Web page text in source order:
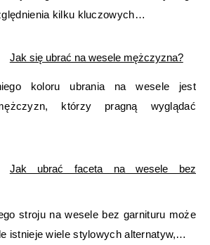
kilku kluczowych…
Jak się ubrać na wesele mężczyzna?
koloru ubrania na wesele jest
którzy pragną wyglądać
Jak ubrać faceta na wesele bez
stroju na wesele bez garnituru może
istnieje wiele stylowych alternatyw,…